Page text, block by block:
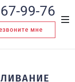
67-99-76
мне